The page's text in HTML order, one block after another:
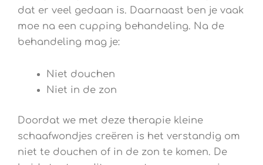
dat er veel gedaan is. Daarnaast ben je vaak
moe na een cupping behandeling. Na de
behandeling mag je:
Niet douchen
Niet in de zon
Doordat we met deze therapie kleine
schaafwondjes creëren is het verstandig om
niet te douchen of in de zon te komen. De